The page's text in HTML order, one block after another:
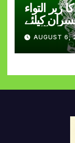
التواء
کیلئے
خبر آ گئی
AUGUST